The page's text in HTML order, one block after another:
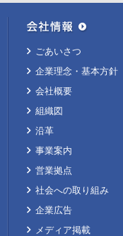
ごあいさつ
企業理念・基本方針
会社概要
組織図
沿革
事業案内
営業拠点
社会への取り組み
企業広告
メディア掲載